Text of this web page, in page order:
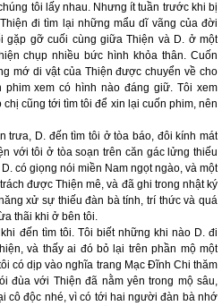
tôi lấy nhau. Nhưng ít tuần trước khi bị
đi tìm lại những mẩu dĩ vãng của đời
gặp gỡ cuối cùng giữa Thiện và D. ở một
chụp nhiều bức hình khỏa thân. Cuốn
mớ di vật của Thiện được chuyển về cho
phim xem có hình nào đáng giữ. Tôi xem
cũng tới tìm tôi để xin lại cuốn phim, nên
trưa, D. đến tìm tôi ở tòa báo, đôi kính mát
với tôi ở tòa soạn trên căn gác lửng thiếu
có giọng nói miền Nam ngọt ngào, và một
được Thiện mê, và đã ghi trong nhật ký
xử sự thiếu đàn bà tính, trí thức và quá
thãi khi ở bên tôi.
đến tìm tôi. Tôi biết những khi nào D. đi
và thấy ai đó bỏ lại trên phần mộ một
có dịp vào nghĩa trang Mạc Đĩnh Chi thăm
đùa với Thiện đã nằm yên trong mộ sâu,
cô độc nhé, vì có tới hai người đàn bà nhớ